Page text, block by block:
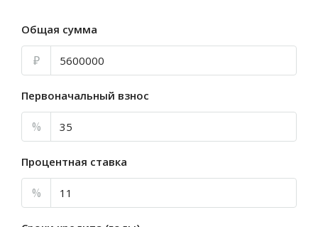
Общая сумма
₽
Первоначальный взнос
%
Процентная ставка
%